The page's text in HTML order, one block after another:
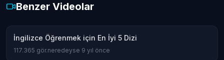
Benzer Videolar
İngilizce Öğrenmek için En İyi 5 Dizi
117.365 gör.neredeyse 9 yıl önce